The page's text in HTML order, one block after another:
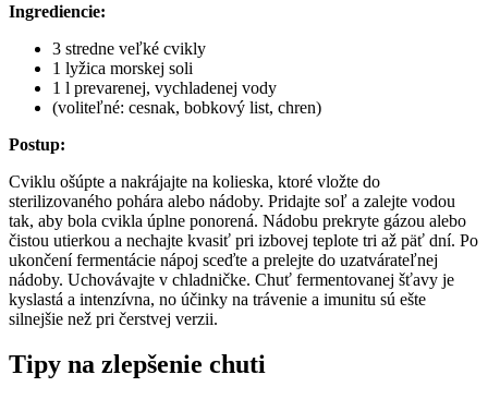
Ingrediencie:
3 stredne veľké cvikly
1 lyžica morskej soli
1 l prevarenej, vychladenej vody
(voliteľné: cesnak, bobkový list, chren)
Postup:
Cviklu ošúpte a nakrájajte na kolieska, ktoré vložte do
sterilizovaného pohára alebo nádoby. Pridajte soľ a zalejte vodou
tak, aby bola cvikla úplne ponorená. Nádobu prekryte gázou alebo
čistou utierkou a nechajte kvasiť pri izbovej teplote tri až päť dní. Po
ukončení fermentácie nápoj sceďte a prelejte do uzatvárateľnej
nádoby. Uchovávajte v chladničke. Chuť fermentovanej šťavy je
kyslastá a intenzívna, no účinky na trávenie a imunitu sú ešte
silnejšie než pri čerstvej verzii.
Tipy na zlepšenie chuti